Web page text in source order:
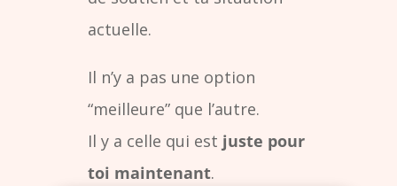
actuelle.
Il n’y a pas une option
“meilleure” que l’autre.
Il y a celle qui est juste pour
toi maintenant.